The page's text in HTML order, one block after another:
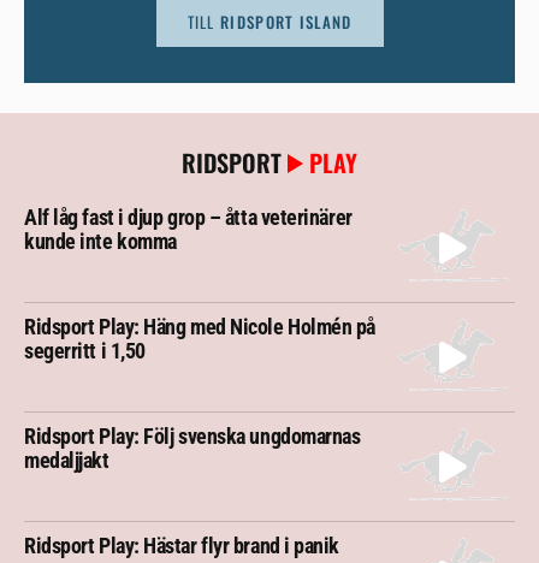
TILL RIDSPORT ISLAND
RIDSPORT PLAY
Alf låg fast i djup grop – åtta veterinärer
kunde inte komma
Ridsport Play: Häng med Nicole Holmén på
segerritt i 1,50
Ridsport Play: Följ svenska ungdomarnas
medaljjakt
Ridsport Play: Hästar flyr brand i panik